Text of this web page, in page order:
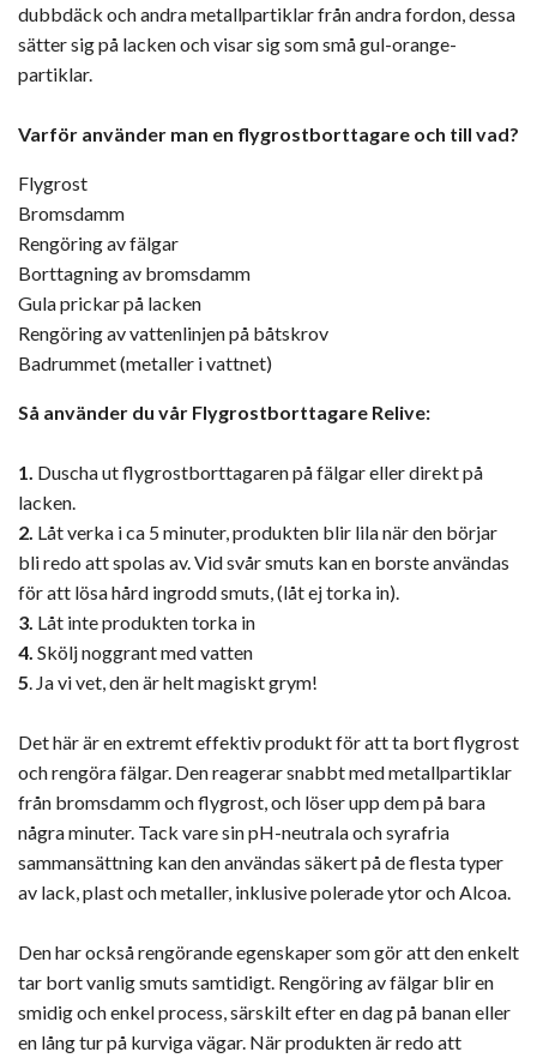
dubbdäck och andra metallpartiklar från andra fordon, dessa
sätter sig på lacken och visar sig som små gul-orange-
partiklar.
Varför använder man en flygrostborttagare och till vad?
Flygrost
Bromsdamm
Rengöring av fälgar
Borttagning av bromsdamm
Gula prickar på lacken
Rengöring av vattenlinjen på båtskrov
Badrummet (metaller i vattnet)
Så använder du vår Flygrostborttagare Relive:
1. Duscha ut flygrostborttagaren på fälgar eller direkt på
lacken.
2. Låt verka i ca 5 minuter, produkten blir lila när den börjar
bli redo att spolas av. Vid svår smuts kan en borste användas
för att lösa hård ingrodd smuts, (låt ej torka in).
3. Låt inte produkten torka in
4. Skölj noggrant med vatten
5 . Ja vi vet, den är helt magiskt grym!
Det här är en extremt effektiv produkt för att ta bort flygrost
och rengöra fälgar. Den reagerar snabbt med metallpartiklar
från bromsdamm och flygrost, och löser upp dem på bara
några minuter. Tack vare sin pH-neutrala och syrafria
sammansättning kan den användas säkert på de flesta typer
av lack, plast och metaller, inklusive polerade ytor och Alcoa.
Den har också rengörande egenskaper som gör att den enkelt
tar bort vanlig smuts samtidigt. Rengöring av fälgar blir en
smidig och enkel process, särskilt efter en dag på banan eller
en lång tur på kurviga vägar. När produkten är redo att